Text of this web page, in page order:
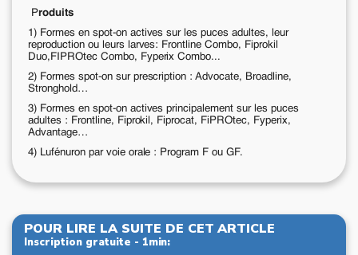
Produits
1) Formes en spot-on actives sur les puces adultes, leur
reproductionou leurs larves: Frontline Combo, Fiprokil
Duo,FIPROtec Combo, Fyperix Combo...
2) Formes spot-on sur prescription : Advocate, Broadline,
Stronghold…
3) Formes en spot-on actives principalement sur les puces
adultes : Frontline, Fiprokil, Fiprocat, FiPROtec, Fyperix,
Advantage…
4) Lufénuron par voie orale : Program F ou GF.
POUR LIRE LA SUITE DE CET ARTICLE
Inscription gratuite - 1min: